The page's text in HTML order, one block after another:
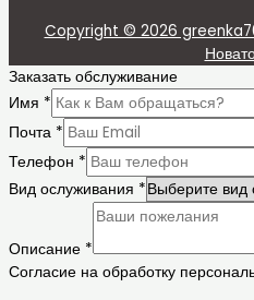
Copyright © 2026
Заказать обслуживание
Имя *
Почта *
Телефон *
Вид ослуживания *
Описание *
Согласие на обработку